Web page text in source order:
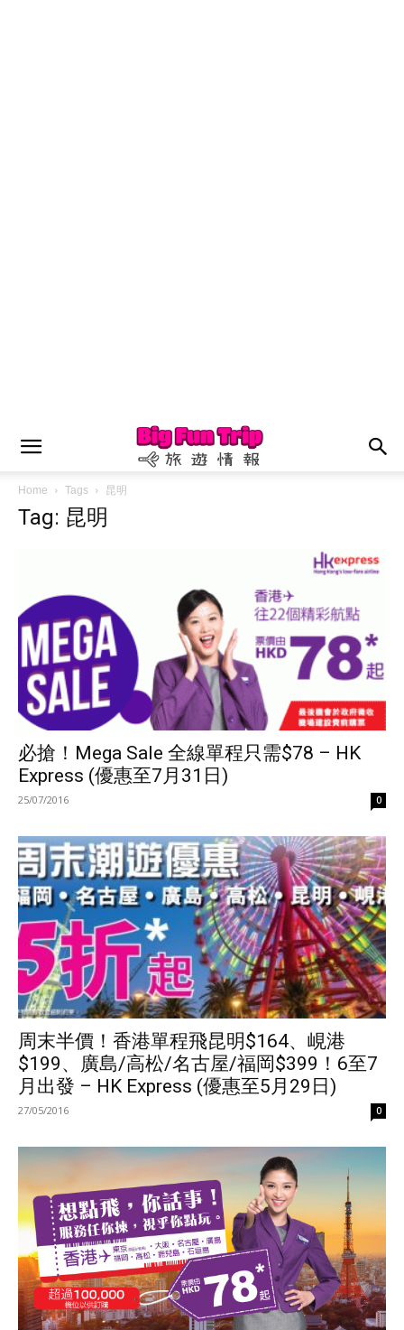
Home Tags 昆明
Tag: 昆明
必搶！Mega Sale 全線單程只需$78 – HK
Express (優惠至7月31日)
25/07/2016 0
周末半價！香港單程飛昆明$164、峴港
$199、廣島/高松/名古屋/福岡$399！6至7
月出發 – HK Express (優惠至5月29日)
27/05/2016 0